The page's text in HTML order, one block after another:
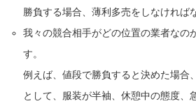
勝負する場合、薄利多売をしなければ
我々の競合相手がどの位置の業者なの
す。
例えば、値段で勝負すると決めた場合
として、服装が半袖、休憩中の態度、